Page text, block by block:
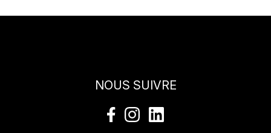
NOUS SUIVRE